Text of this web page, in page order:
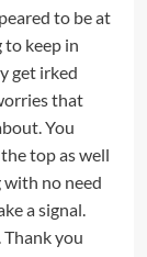
to be at
keep in
get irked
that
You
top as well
no need
a signal.
you